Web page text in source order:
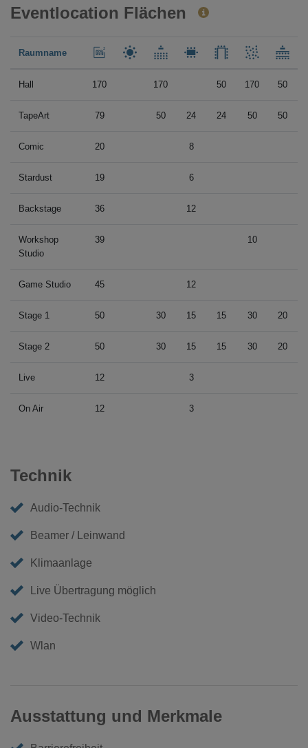
Eventlocation Flächen
Raumname
Hall 170 170 50 170 50
TapeArt 79 50 24 24 50 50
Comic 20 8
Stardust 19 6
Backstage 36 12
Workshop
Studio
39 10
Game Studio 45 12
Stage 1 50 30 15 15 30 20
Stage 2 50 30 15 15 30 20
Live 12 3
On Air 12 3
Technik
Audio-Technik
Beamer / Leinwand
Klimaanlage
Live Übertragung möglich
Video-Technik
Wlan
Ausstattung und Merkmale